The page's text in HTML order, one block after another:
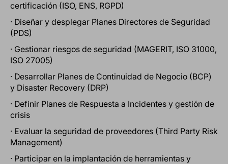
certificación (ISO, ENS, RGPD)
· Diseñar y desplegar Planes Directores de Seguridad
(PDS)
· Gestionar riesgos de seguridad (MAGERIT, ISO 31000,
ISO 27005)
· Desarrollar Planes de Continuidad de Negocio (BCP)
y Disaster Recovery (DRP)
· Definir Planes de Respuesta a Incidentes y gestión de
crisis
· Evaluar la seguridad de proveedores (Third Party Risk
Management)
· Participar en la implantación de herramientas y